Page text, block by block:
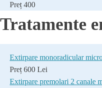
Preț 400
Tratamente
Extirpare monoradicular
Preț 600 Lei
Extirpare premolari 2 canale